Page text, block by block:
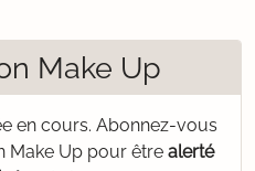
Make Up
en cours. Abonnez-vous
Make Up pour être alerté